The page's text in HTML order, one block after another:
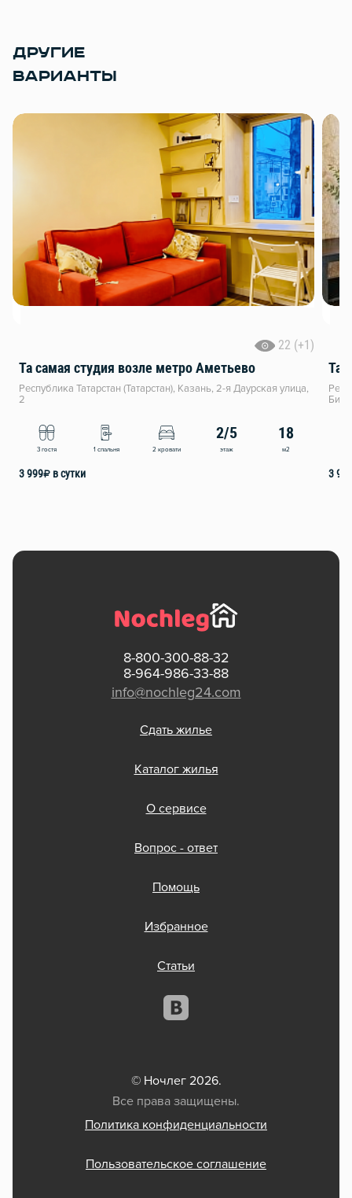
ДРУГИЕ
ВАРИАНТЫ
22 (+1)
Та самая студия возле метро Аметьево
Республика Татарстан (Татарстан), Казань, 2-я Даурская улица,
2
3 гостя 1 спальня 2 кровати
2/5
этаж
18
м2
3 999₽ в сутки
Та
3 999
8-800-300-88-32
8-964-986-33-88
info@nochleg24.com
Сдать жилье
Каталог жилья
О сервисе
Вопрос - ответ
Помощь
Избранное
Статьи
© Ночлег 2026.
Все права защищены.
Политика конфиденциальности
Пользовательское соглашение